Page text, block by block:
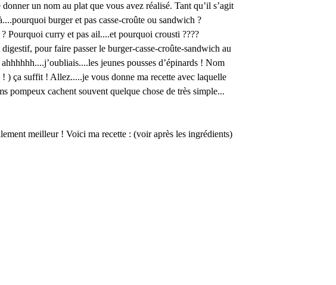
un nom au plat que vous avez réalisé. Tant qu’il s’agit
burger et pas casse-croûte ou sandwich ?
Pourquoi curry et pas ail....et pourquoi crousti ????
pour faire passer le burger-casse-croûte-sandwich au
jeunes pousses d’épinards ! Nom
! ) ça suffit ! Allez.....je vous donne ma recette avec laquelle
pompeux cachent souvent quelque chose de très simple...
meilleur ! Voici ma recette : (voir après les ingrédients)